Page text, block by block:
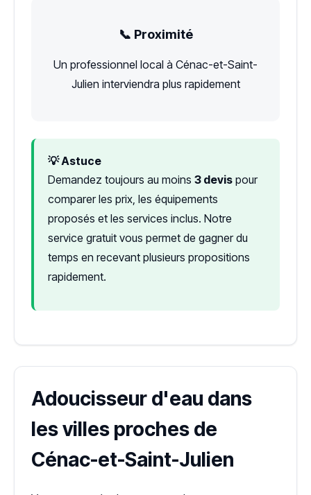
📞 Proximité
Un professionnel local à Cénac-et-Saint-
Julien interviendra plus rapidement
💡 Astuce
Demandez toujours au moins 3 devis pour
comparer les prix, les équipements
proposés et les services inclus. Notre
service gratuit vous permet de gagner du
temps en recevant plusieurs propositions
rapidement.
Adoucisseur d'eau dans
les villes proches de
Cénac-et-Saint-Julien